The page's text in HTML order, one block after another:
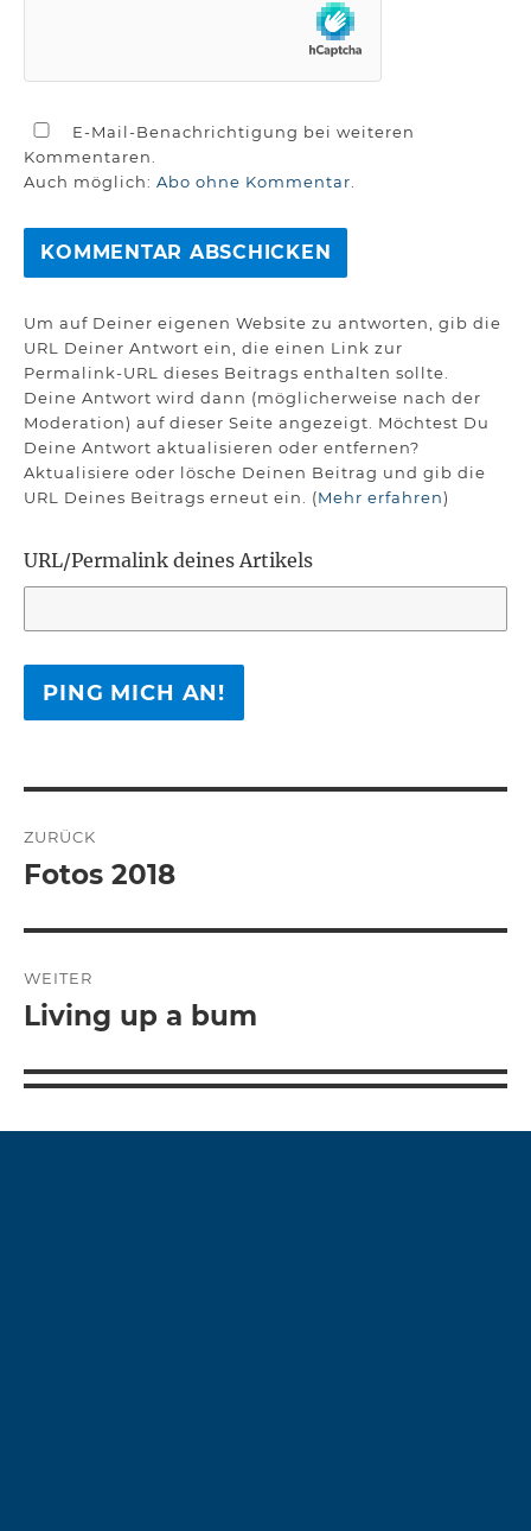
E-Mail-Benachrichtigung bei weiteren
Kommentaren.
Auch möglich:Abo ohne Kommentar
Um auf Deiner eigenen Website zu antworten, gib die
URL Deiner Antwort ein, die einen Link zur
Permalink-URL dieses Beitrags enthalten sollte.
Deine Antwort wird dann (möglicherweise nach der
Moderation) auf dieser Seite angezeigt. Möchtest Du
Deine Antwort aktualisieren oder entfernen?
Aktualisiere oder lösche Deinen Beitrag und gib die
URL Deines Beitrags erneut ein. (Mehr erfahren)
URL/Permalink deines Artikels
ZURÜCK
Vorheriger
Fotos 2018
WEITER
Nächster
Living up a bum